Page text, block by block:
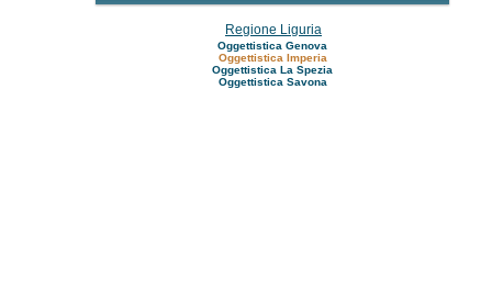
Regione Liguria
Oggettistica Genova
Oggettistica Imperia
Oggettistica La Spezia
Oggettistica Savona